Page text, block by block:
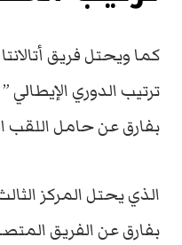
كما ويحتل فريق
بفارق عن حامل اللقب
بفارق عن الفريق